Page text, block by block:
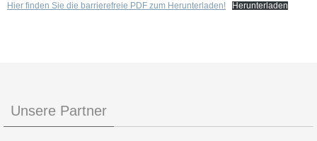
Hier finden Sie die barrierefreie PDF zum Herunterladen! Herunterladen
Unsere Partner